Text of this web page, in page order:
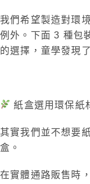
我們希望製造對環
例外。下面 3 種包
的選擇，童學發現
紙盒選用環保紙
其實我們並不想要
盒。
在實體通路販售時